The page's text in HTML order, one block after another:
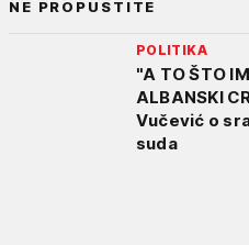
NE PROPUSTITE
POLITIKA
"A TO ŠTO
ALBANSKI
Vučević o
suda